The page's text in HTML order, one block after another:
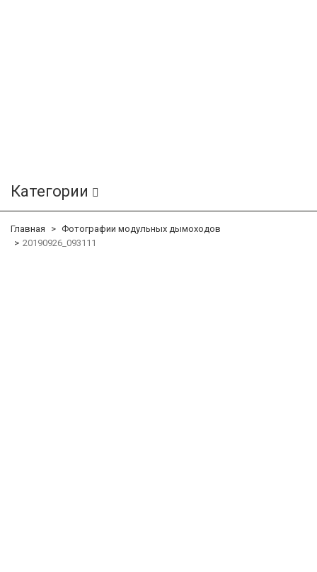
Категории
Главная
Фотографии модульных дымоходов
20190926_093111